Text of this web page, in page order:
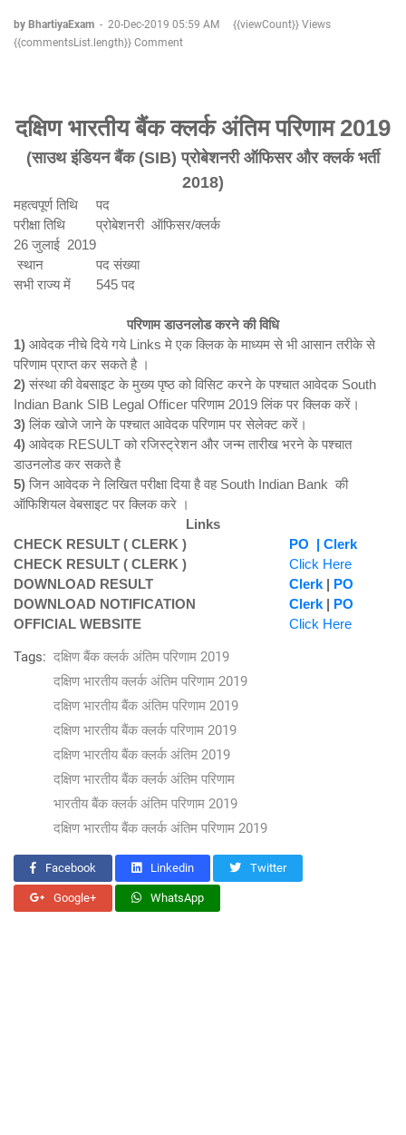
by BhartiyaExam - 20-Dec-2019 05:59 AM
{{viewCount}} Views
{{commentsList.length}} Comment
दक्षिण भारतीय बैंक क्लर्क अंतिम परिणाम 2019
(साउथ इंडियन बैंक (SIB) प्रोबेशनरी ऑफिसर और क्लर्क भर्ती
2018)
महत्वपूर्ण तिथि
परीक्षा तिथि
26 जुलाई 2019
पद
प्रोबेशनरी ऑफिसर/क्लर्क
स्थान
सभी राज्य में
पद संख्या
545 पद
परिणाम डाउनलोडकरने की विधि
1) आवेदक नीचे दिये गये Links मे एक क्लिक के माध्यम से भी आसान तरीके से
परिणाम प्राप्त कर सकते है ।
2) संस्था की वेबसाइट के मुख्य पृष्ठ को विसिट करने के पश्चात आवेदक South
Indian Bank SIB Legal Officer परिणाम 2019 लिंक पर क्लिक करें।
3) लिंक खोजे जाने के पश्चात आवेदक परिणाम पर सेलेक्ट करें।
4) आवेदक RESULT को रजिस्ट्रेशन और जन्म तारीख भरने के पश्चात
डाउनलोड कर सकते है
5) जिन आवेदक ने लिखित परीक्षा दिया है वह South Indian Bank की
ऑफिशियल वेबसाइट पर क्लिक करे ।
Links
CHECK RESULT ( CLERK )
PO | Clerk
CHECK RESULT ( CLERK )
Click Here
DOWNLOAD RESULT
Clerk | PO
DOWNLOAD NOTIFICATION
Clerk | PO
OFFICIAL WEBSITE
Click Here
Tags: दक्षिण बैंक क्लर्क अंतिम परिणाम 2019
दक्षिण भारतीय क्लर्क अंतिम परिणाम 2019
दक्षिण भारतीय बैंक अंतिम परिणाम 2019
दक्षिण भारतीय बैंक क्लर्क परिणाम 2019
दक्षिण भारतीय बैंक क्लर्क अंतिम 2019
दक्षिण भारतीय बैंक क्लर्क अंतिम परिणाम
भारतीय बैंक क्लर्क अंतिम परिणाम 2019
दक्षिण भारतीय बैंक क्लर्क अंतिम परिणाम 2019
Facebook Linkedin Twitter
Google+ WhatsApp